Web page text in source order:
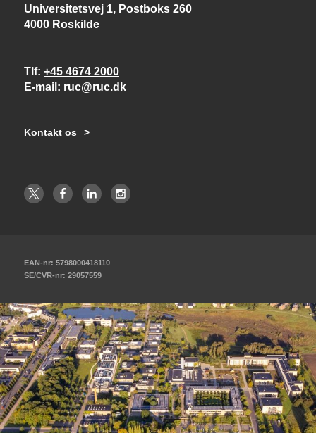
Universitetsvej 1, Postboks 260
4000 Roskilde
Tlf +45 4674 2000
E-mail
ruc@ruc.dk
Kontakt os
EAN-nr: 5798000418110
SE/CVR-nr: 29057559